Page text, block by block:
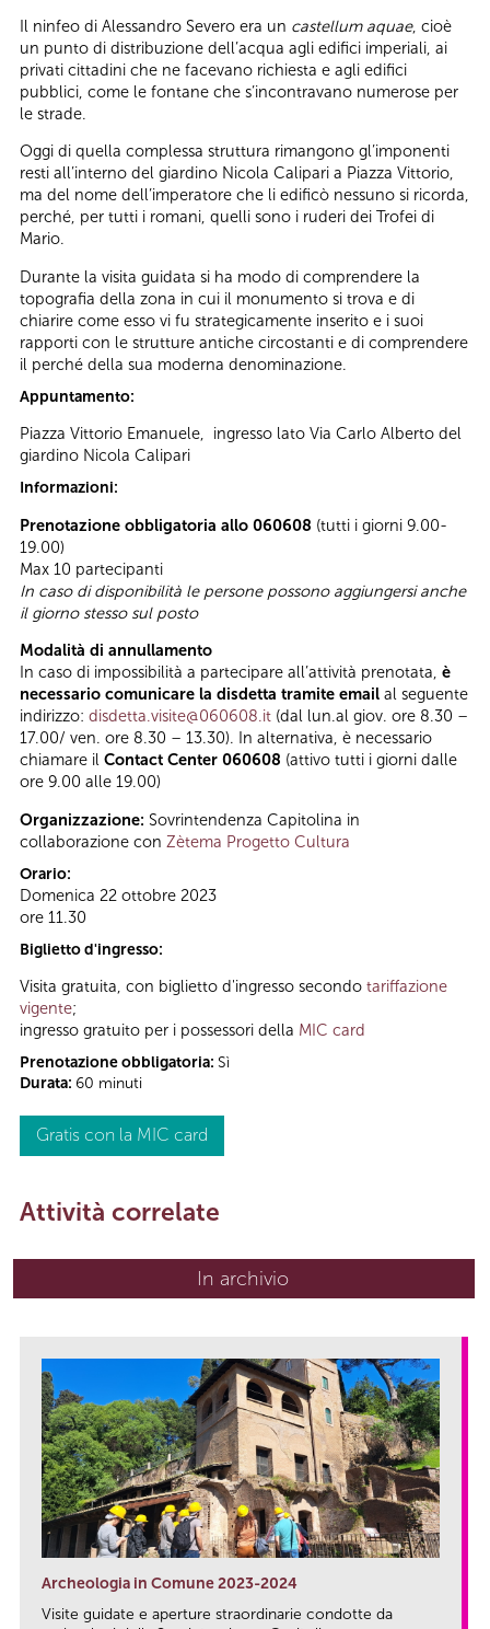
Il ninfeo di Alessandro Severo era un castellum aquae, cioè
un punto di distribuzione dell’acqua agli edifici imperiali, ai
privati cittadini che ne facevano richiesta e agli edifici
pubblici, come le fontane che s’incontravano numerose per
le strade.
Oggi di quella complessa struttura rimangono gl’imponenti
resti all’interno del giardino Nicola Calipari a Piazza Vittorio,
ma del nome dell’imperatore che li edificò nessuno si ricorda,
perché, per tutti i romani, quelli sono i ruderi dei Trofei di
Mario.
Durante la visita guidata si ha modo di comprendere la
topografia della zona in cui il monumento si trova e di
chiarire come esso vi fu strategicamente inserito e i suoi
rapporti con le strutture antiche circostanti e di comprendere
il perché della sua moderna denominazione.
Appuntamento:
Piazza Vittorio Emanuele, ingresso lato Via Carlo Alberto del
giardino Nicola Calipari
Informazioni:
Prenotazione obbligatoria allo 060608 (tutti i giorni 9.00-
19.00)
Max 10 partecipanti
In caso di disponibilità le persone possono aggiungersi anche
il giorno stesso sul posto
Modalità di annullamento
In caso di impossibilità a partecipare all’attività prenotata, è
necessario comunicare la disdetta tramite email al seguente
indirizzo: disdetta.visite@060608.it (dal lun.al giov. ore 8.30 –
17.00/ ven. ore 8.30 – 13.30). In alternativa, è necessario
chiamare il Contact Center 060608 (attivo tutti i giorni dalle
ore 9.00 alle 19.00)
Organizzazione: Sovrintendenza Capitolina in
collaborazione con Zètema Progetto Cultura
Orario:
Domenica 22 ottobre 2023
ore 11.30
Biglietto d'ingresso:
Visita gratuita, con biglietto d'ingresso secondo tariffazione
vigente;
ingresso gratuito per i possessori della MIC card
Prenotazione obbligatoria: Sì
Durata: 60 minuti
Gratis con la MIC card
Attività correlate
In archivio
Archeologia in Comune 2023-2024
Visite guidate e aperture straordinarie condotte da